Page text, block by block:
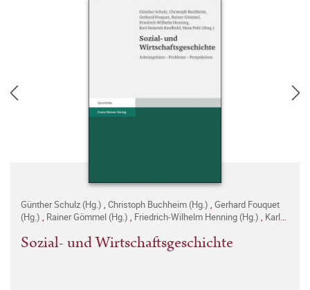
Günther Schulz (Hg.) , Christoph Buchheim (Hg.) , Gerhard Fouquet
(Hg.) , Rainer Gömmel (Hg.) , Friedrich-Wilhelm Henning (Hg.) , Karl
Sozial- und Wirtschaftsgeschichte